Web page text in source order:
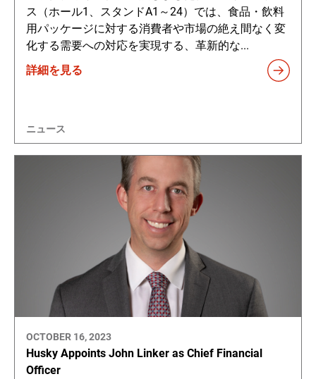
ス（ホール1、スタンドA1～24）では、食品・飲料
用パッケージに対する消費者や市場の絶え間なく変
化する需要への対応を実現する、革新的な...
詳細を見る
ニュース
OCTOBER 16, 2023
Husky Appoints John Linker as Chief Financial
Officer